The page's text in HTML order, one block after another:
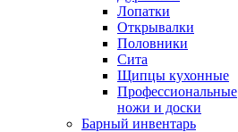
Лопатки
Открывалки
Половники
Сита
Щипцы кухонные
Профессиональные
ножи и доски
Барный инвентарь